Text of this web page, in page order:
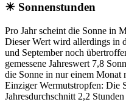
☀ Sonnenstunden
Pro Jahr scheint die Sonne in
Dieser Wert wird allerdings in
und September noch
gemessene Jahreswert 7,8
die Sonne in nur einem Monat
Einziger Wermutstropfen: Die
Jahresdurchschnitt 2,2